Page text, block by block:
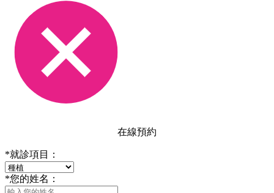
在線預約
*就診項目：
*您的姓名：